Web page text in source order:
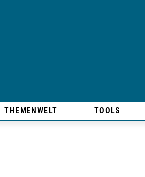
THEMENWELT TOOLS